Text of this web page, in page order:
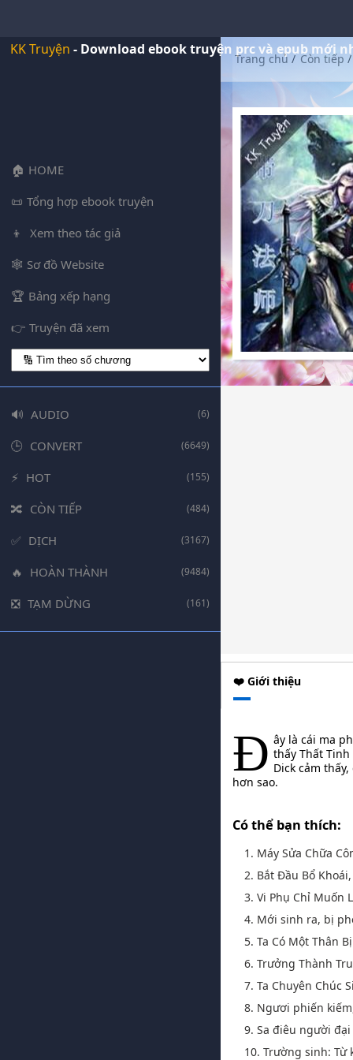
KK Truyện - Download ebook truyện prc và epub mới
HOME
Tổng hợp ebook truyện
Xem theo tác giả
Sơ đồ Website
Bảng xếp hạng
Truyện đã xem
AUDIO (6)
CONVERT (6649)
HOT (155)
CÒN TIẾP (484)
DỊCH (3167)
HOÀN THÀNH (9484)
TẠM DỪNG (161)
Trang chủ/ Còn tiếp/
❤️ Giới thiệu
Đ ây là cái ma
thấy Thất
Dick cảm
hơn sao.
Có thể bạn thích:
1. Máy Sửa Chữa
2. Bắt Đầu Bổ
3. Vi Phụ Chỉ Muốn
4. Mới sinh ra, bị
5. Ta Có Một Thân
6. Trưởng Thành
7. Ta Chuyên Chúc
8. Ngươi phiến
9. Sa điêu người
10. Trường sinh: Từ